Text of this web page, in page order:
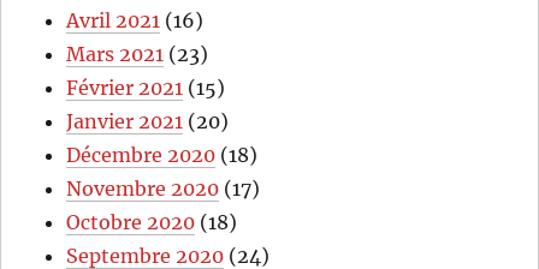
Avril 2021 (16)
Mars 2021 (23)
Février 2021 (15)
Janvier 2021 (20)
Décembre 2020 (18)
Novembre 2020 (17)
Octobre 2020 (18)
Septembre 2020 (24)